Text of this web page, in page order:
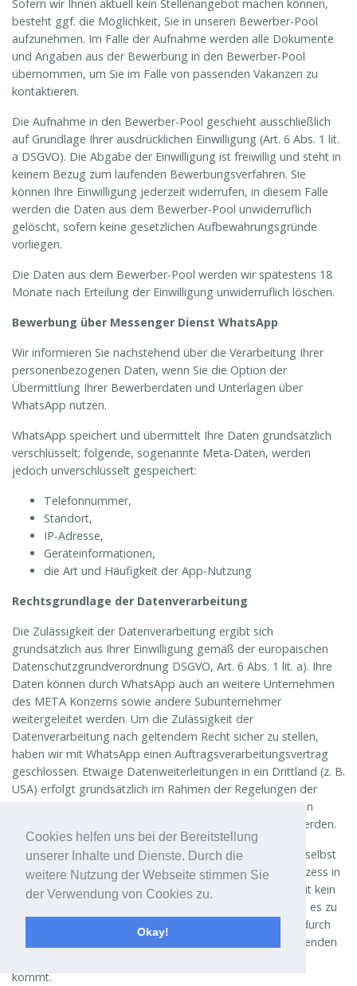
Cookies helfen uns bei der Bereitstellung
unserer Inhalte und Dienste. Durch die
weitere Nutzung der Webseite stimmen Sie
der Verwendung von Cookies zu.
Okay!
Sofern wir Ihnen aktuell kein Stellenangebot machen können,
besteht ggf. die Möglichkeit, Sie in unseren Bewerber-Pool
aufzunehmen. Im Falle der Aufnahme werden alle Dokumente
und Angaben aus der Bewerbung in den Bewerber-Pool
übernommen, um Sie im Falle von passenden Vakanzen zu
kontaktieren.
Die Aufnahme in den Bewerber-Pool geschieht ausschließlich
auf Grundlage Ihrer ausdrücklichen Einwilligung (Art. 6 Abs. 1 lit.
a DSGVO). Die Abgabe der Einwilligung ist freiwillig und steht in
keinem Bezug zum laufenden Bewerbungsverfahren. Sie
können Ihre Einwilligung jederzeit widerrufen, in diesem Falle
werden die Daten aus dem Bewerber-Pool unwiderruflich
gelöscht, sofern keine gesetzlichen Aufbewahrungsgründe
vorliegen.
Die Daten aus dem Bewerber-Pool werden wir spätestens 18
Monate nach Erteilung der Einwilligung unwiderruflich löschen.
Bewerbung über Messenger Dienst WhatsApp
Wir informieren Sie nachstehend über die Verarbeitung Ihrer
personenbezogenen Daten, wenn Sie die Option der
Übermittlung Ihrer Bewerberdaten und Unterlagen über
WhatsApp nutzen.
WhatsApp speichert und übermittelt Ihre Daten grundsätzlich
verschlüsselt; folgende, sogenannte Meta-Daten, werden
jedoch unverschlüsselt gespeichert:
Telefonnummer,
Standort,
IP-Adresse,
Geräteinformationen,
die Art und Häufigkeit der App-Nutzung
Rechtsgrundlage der Datenverarbeitung
Die Zulässigkeit der Datenverarbeitung ergibt sich
grundsätzlich aus Ihrer Einwilligung gemäß der europäischen
Datenschutzgrundverordnung DSGVO, Art. 6 Abs. 1 lit. a). Ihre
Daten können durch WhatsApp auch an weitere Unternehmen
des META Konzerns sowie andere Subunternehmer
weitergeleitet werden. Um die Zulässigkeit der
Datenverarbeitung nach geltendem Recht sicher zu stellen,
haben wir mit WhatsApp einen Auftragsverarbeitungsvertrag
geschlossen. Etwaige Datenweiterleitungen in ein Drittland (z. B.
USA) erfolgt grundsätzlich im Rahmen der Regelungen der
europäischen Standardvertragsklauseln, die zwischen den
involvierten Partnern jeweils zur Anwendung gebracht werden.
Die Speicherdauer Ihre Daten bei WhatsApp können Sie selbst
festlegen, wenn Sie WhatsApp für Ihren Bewerbungsprozess in
unserem Hause nutzen. Sollten Sie von dieser Möglichkeit kein
Gebrauch machen, ist in jedem Falle sicher gestellt, dass es zu
keiner unbegrenzten Speicherung Ihrer Bewerberdaten durch
WhatsApp oder eines anderen, mit WhatsApp kooperierenden
kommt.